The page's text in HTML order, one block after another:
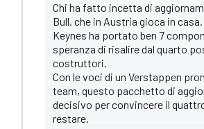
Chi ha fatto incetta di
Bull, che in Austria gioca in
Keynes ha portato ben 7
speranza di risalire dal quarto
costruttori.
Con le voci di un Verstappen
team, questo pacchetto di
decisivo per convincere il
restare.